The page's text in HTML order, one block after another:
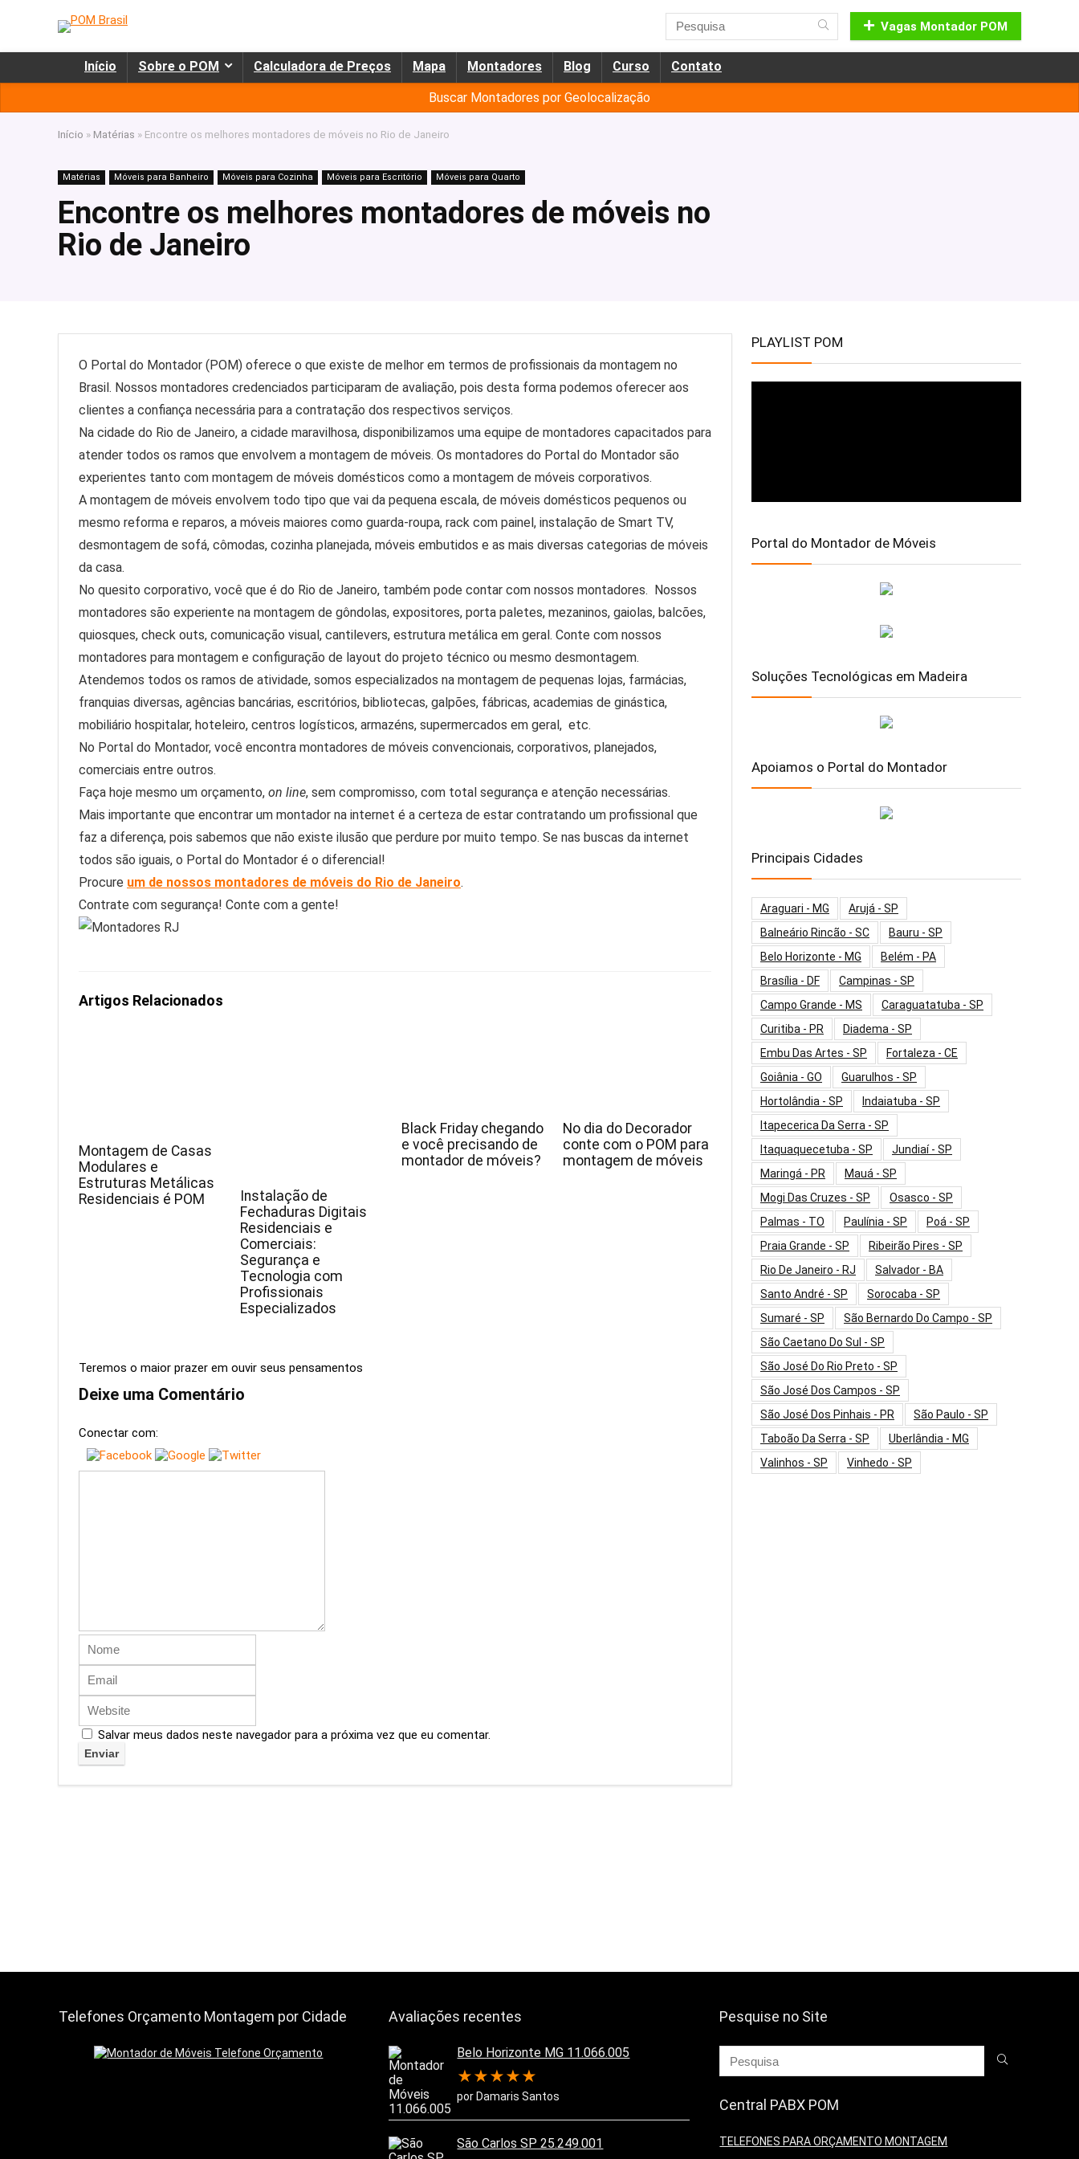
Vagas Montador POM
Início Sobre o POM Calculadora de Preços Mapa Montadores Blog Curso Contato
Buscar Montadores por Geolocalização
Início » Matérias » Encontre os melhores montadores de móveis no Rio de Janeiro
Matérias Móveis para Banheiro Móveis para Cozinha Móveis para Escritório Móveis para Quarto
Encontre os melhores montadores de móveis no
Rio de Janeiro
O Portal do Montador (POM) oferece o que existe de melhor em termos de profissionais da montagem no
Brasil. Nossos montadores credenciados participaram de avaliação, pois desta forma podemos oferecer aos
clientes a confiança necessária para a contratação dos respectivos serviços.
Na cidade do Rio de Janeiro, a cidade maravilhosa, disponibilizamos uma equipe de montadores capacitados para
atender todos os ramos que envolvem a montagem de móveis. Os montadores do Portal do Montador são
experientes tanto com montagem de móveis domésticos como a montagem de móveis corporativos.
A montagem de móveis envolvem todo tipo que vai da pequena escala, de móveis domésticos pequenos ou
mesmo reforma e reparos, a móveis maiores como guarda-roupa, rack com painel, instalação de Smart TV,
desmontagem de sofá, cômodas, cozinha planejada, móveis embutidos e as mais diversas categorias de móveis
da casa.
No quesito corporativo, você que é do Rio de Janeiro, também pode contar com nossos montadores. Nossos
montadores são experiente na montagem de gôndolas, expositores, porta paletes, mezaninos, gaiolas, balcões,
quiosques, check outs, comunicação visual, cantilevers, estrutura metálica em geral. Conte com nossos
montadores para montagem e configuração de layout do projeto técnico ou mesmo desmontagem.
Atendemos todos os ramos de atividade, somos especializados na montagem de pequenas lojas, farmácias,
franquias diversas, agências bancárias, escritórios, bibliotecas, galpões, fábricas, academias de ginástica,
mobiliário hospitalar, hoteleiro, centros logísticos, armazéns, supermercados em geral, etc.
No Portal do Montador, você encontra montadores de móveis convencionais, corporativos, planejados,
comerciais entre outros.
Faça hoje mesmo um orçamento, on line, sem compromisso, com total segurança e atenção necessárias.
Mais importante que encontrar um montador na internet é a certeza de estar contratando um profissional que
faz a diferença, pois sabemos que não existe ilusão que perdure por muito tempo. Se nas buscas da internet
todos são iguais, o Portal do Montador é o diferencial!
Procure um de nossos montadores de móveis do Rio de Janeiro.
Contrate com segurança! Conte com a gente!
Artigos Relacionados
Montagem de Casas
Modulares e
Estruturas Metálicas
Residenciais é POM
Instalação de
Fechaduras Digitais
Residenciais e
Comerciais:
Segurança e
Tecnologia com
Profissionais
Especializados
Black Friday chegando
e você precisando de
montador de móveis?
No dia do Decorador
conte com o POM para
montagem de móveis
Teremos o maior prazer em ouvir seus pensamentos
Deixe uma Comentário
Conectar com:
Salvar meus dados neste navegador para a próxima vez que eu comentar.
PLAYLIST POM
Portal do Montador de Móveis
Soluções Tecnológicas em Madeira
Apoiamos o Portal do Montador
Principais Cidades
Araguari - MG
Arujá - SP
Balneário Rincão - SC
Bauru - SP
Belo Horizonte - MG
Belém - PA
Brasília - DF
Campinas - SP
Campo Grande - MS
Caraguatatuba - SP
Curitiba - PR
Diadema - SP
Embu Das Artes - SP
Fortaleza - CE
Goiânia - GO
Guarulhos - SP
Hortolândia - SP
Indaiatuba - SP
Itapecerica Da Serra - SP
Itaquaquecetuba - SP
Jundiaí - SP
Maringá - PR
Mauá - SP
Mogi Das Cruzes - SP
Osasco - SP
Palmas - TO
Paulínia - SP
Poá - SP
Praia Grande - SP
Ribeirão Pires - SP
Rio De Janeiro - RJ
Salvador - BA
Santo André - SP
Sorocaba - SP
Sumaré - SP
São Bernardo Do Campo - SP
São Caetano Do Sul - SP
São José Do Rio Preto - SP
São José Dos Campos - SP
São José Dos Pinhais - PR
São Paulo - SP
Taboão Da Serra - SP
Uberlândia - MG
Valinhos - SP
Vinhedo - SP
Telefones Orçamento Montagem por Cidade Avaliações recentes
Belo Horizonte MG 11.066.005
★★★★★
por Damaris Santos
São Carlos SP 25.249.001
Pesquise no Site
Central PABX POM
TELEFONES PARA ORÇAMENTO MONTAGEM